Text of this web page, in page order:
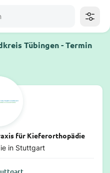
Tübingen - Termin
für Kieferorthopädie
in Stuttgart